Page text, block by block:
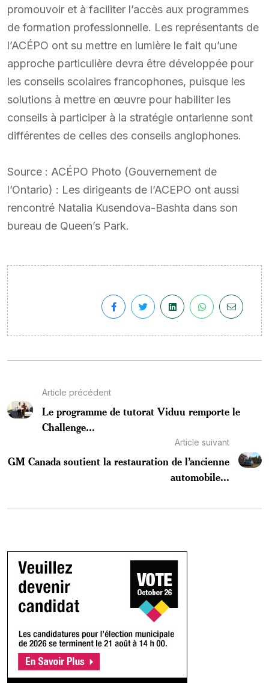
promouvoir et à faciliter l’accès aux programmes
de formation professionnelle. Les représentants de
l’ACÉPO ont su mettre en lumière le fait qu’une
approche particulière devra être développée pour
les conseils scolaires francophones, puisque les
solutions à mettre en œuvre pour habiliter les
conseils à participer à la stratégie ontarienne sont
différentes de celles des conseils anglophones.
Source : ACÉPO Photo (Gouvernement de
l’Ontario) : Les dirigeants de l’ACEPO ont aussi
rencontré Natalia Kusendova-Bashta dans son
bureau de Queen’s Park.
Article précédent
Le programme de tutorat Viduu remporte le
Challenge...
Article suivant
GM Canada soutient la restauration de l’ancienne
automobile...